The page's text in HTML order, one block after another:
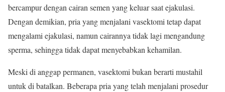
bercampur dengan cairan semen yang keluar saat ejakulasi.
Dengan demikian, pria yang menjalani vasektomi tetap dapat
mengalami ejakulasi, namun cairannya tidak lagi mengandung
sperma, sehingga tidak dapat menyebabkan kehamilan.
Meski di anggap permanen, vasektomi bukan berarti mustahil
untuk di batalkan. Beberapa pria yang telah menjalani prosedur